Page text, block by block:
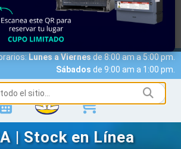
ACCESO A CLIENTES
SERVICIOS
NOSOTROS
Lunes a Viernesde 8:00 am a 5:00 pm.
Sábados de 9:00 am a 1:00 pm.
| Stock en Línea